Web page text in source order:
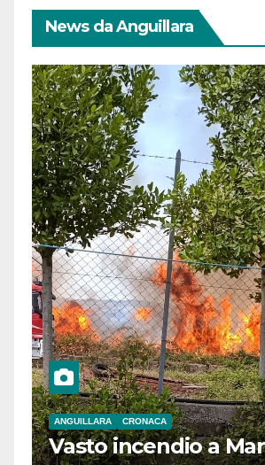
News da Anguillara
ANGUILLARA CRONACA
Vasto incendio a